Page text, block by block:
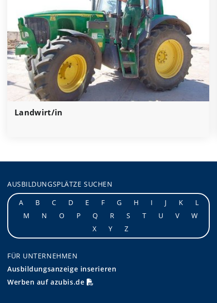
Landwirt/in
AUSBILDUNGSPLÄTZE SUCHEN
A
B C D E F G H I J K
L
M
N O P Q R S T U V
W
X
Y Z
FÜR UNTERNEHMEN
Ausbildungsanzeige inserieren
Werben auf azubis.de